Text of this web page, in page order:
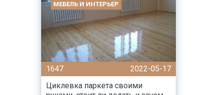
МЕБЕЛЬ И ИНТЕРЬЕР
1647
2022-05-17
Циклевка паркета своими